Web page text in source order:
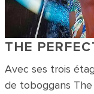
THE
Avec ses trois
de toboggans